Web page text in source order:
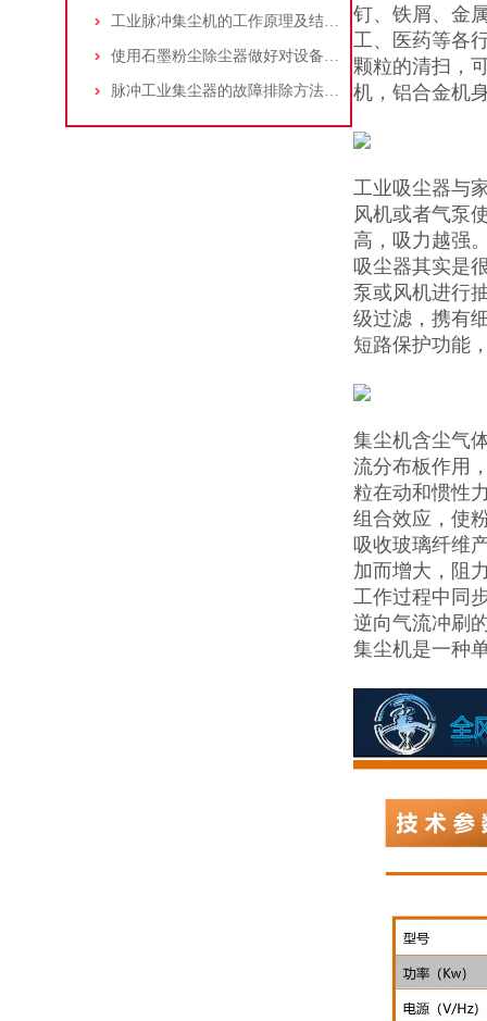
工业脉冲集尘机的工作原理及结构特点说明
使用石墨粉尘除尘器做好对设备的维护十分重要
脉冲工业集尘器的故障排除方法和注意事项
钉、铁屑、金
工、医药等各
颗粒的清扫，
机，铝合金机
工业吸尘器与
风机或者气泵
高，吸力越强
吸尘器其实是
泵或风机进行
级过滤，携有
短路保护功能
集尘机含尘气
流分布板作用
粒在动和惯性
组合效应，使
吸收玻璃纤维
加而增大，阻
工作过程中同
逆向气流冲刷
集尘机是一种